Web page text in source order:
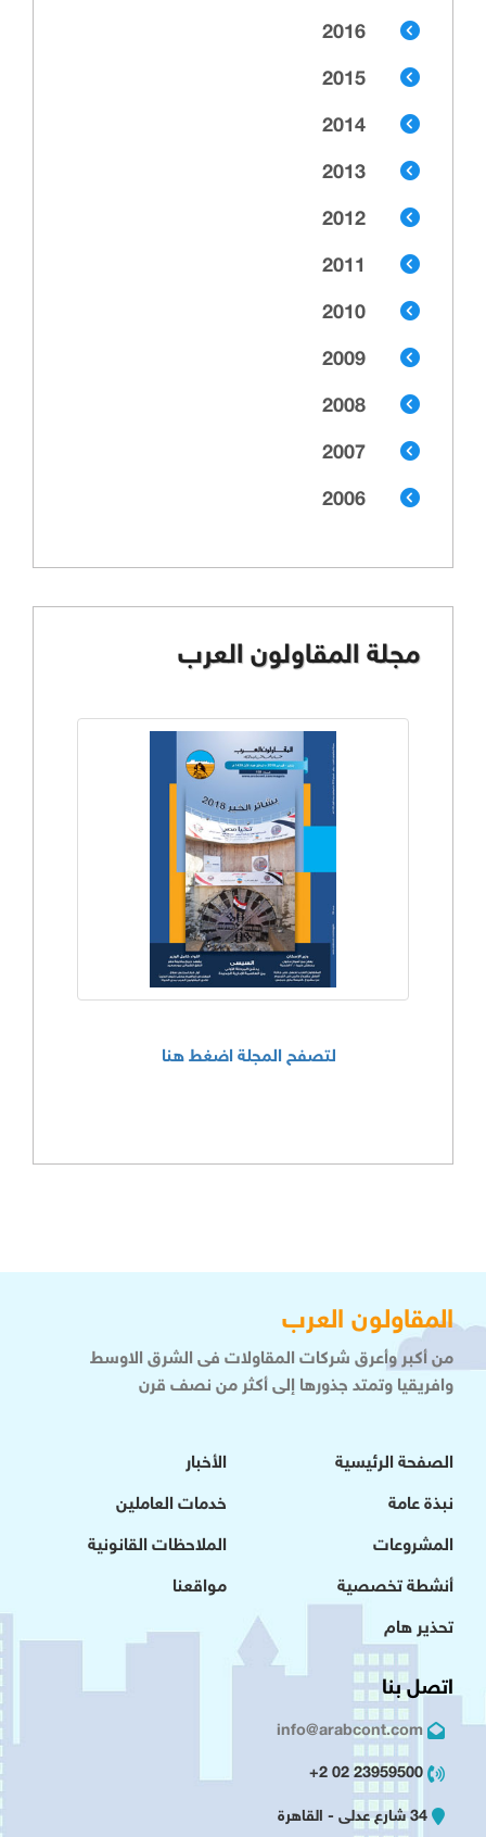
2016
2015
2014
2013
2012
2011
2010
2009
2008
2007
2006
مجلة المقاولون العرب
لتصفح المجلة اضغط هنا
المقاولون العرب
من أكبر وأعرق شركات المقاولات فى الشرق الاوسط
وافريقيا وتمتد جذورها إلى أكثر من نصف قرن
الصفحة الرئيسية
نبذة عامة
المشروعات
أنشطة تخصصية
تحذير هام
الأخبار
خدمات العاملين
الملاحظات القانونية
مواقعنا
اتصل بنا
info@arabcont.com
23959500 02 2+
34 شارع عدلى - القاهرة